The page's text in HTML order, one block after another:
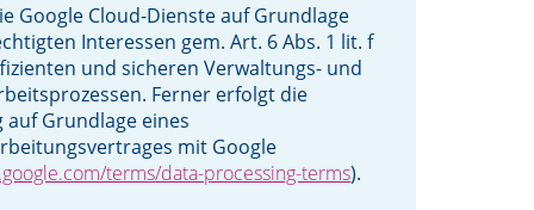
Google Cloud-Dienste auf Grundlage
Interessen gem. Art. 6 Abs. 1 lit. f
und sicheren Verwaltungs- und
Ferner erfolgt die
Grundlage eines
mit Google
terms/data-processing-terms).